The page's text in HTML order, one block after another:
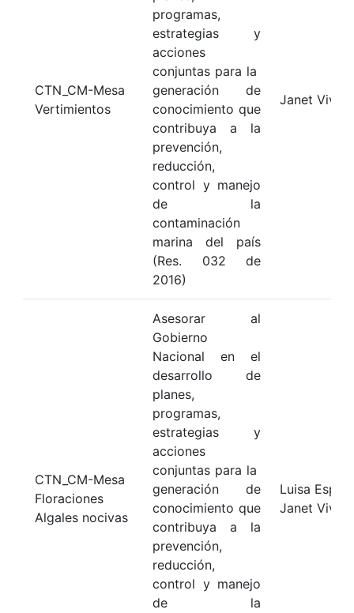
CTN_CM-Mesa
Vertimientos
programas,
estrategias y
acciones
conjuntas para la
generación de
conocimiento que
contribuya a la
prevención,
reducción,
control y manejo
de la
contaminación
marina del país
(Res. 032 de
2016)
Janet Vivas
CTN_CM-Mesa
Floraciones
Algales nocivas
Asesorar al
Gobierno
Nacional en el
desarrollo de
planes,
programas,
estrategias y
acciones
conjuntas para la
generación de
conocimiento que
contribuya a la
prevención,
reducción,
control y manejo
de la
Luisa
Janet